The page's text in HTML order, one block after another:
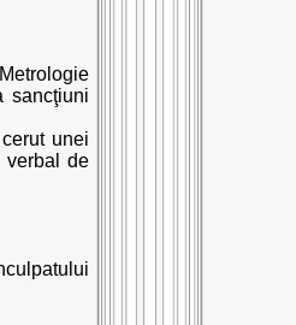
sancţiuni
unei
verbal de